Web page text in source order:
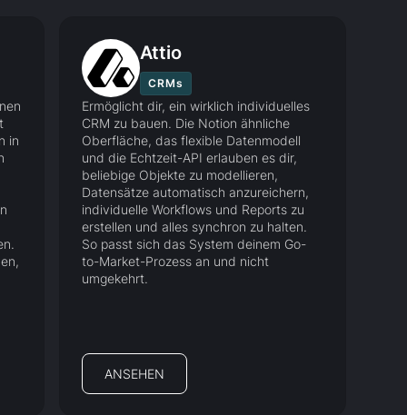
in
Attio
CRMs
Ermöglicht dir, ein wirklich individuelles
CRM zu bauen. Die Notion ähnliche
Oberfläche, das flexible Datenmodell
und die Echtzeit-API erlauben es dir,
beliebige Objekte zu modellieren,
Datensätze automatisch anzureichern,
individuelle Workflows und Reports zu
erstellen und alles synchron zu halten.
So passt sich das System deinem Go-
to-Market-Prozess an und nicht
umgekehrt.
ANSEHEN